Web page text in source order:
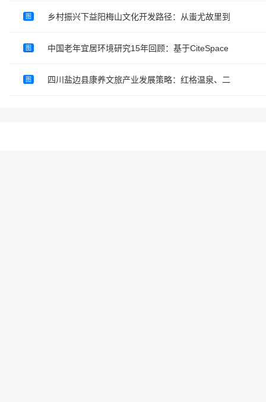
图 乡村振兴下益阳梅山文化开发路径：从蚩尤故里到
图 中国老年宜居环境研究15年回顾：基于CiteSpace
图 四川盐边县康养文旅产业发展策略：红格温泉、二